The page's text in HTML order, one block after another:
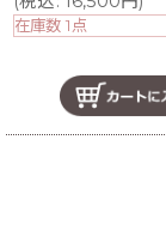
在庫数 1点